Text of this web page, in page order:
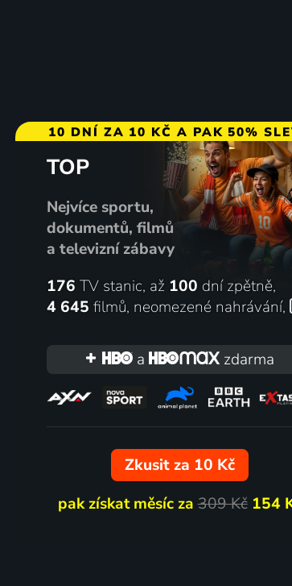
10 DNÍ ZA 10 KČ A PAK 50%
TOP
Nejvíce sportu,
dokumentů, filmů
a televizní zábavy
176 TV stanic, až 100 dní zpětně,
4 645 filmů, neomezené nahrávání,
a zdarma
Zkusit za 10 Kč
pak získat měsíc za309 Kč 154